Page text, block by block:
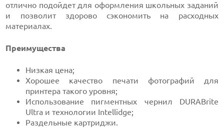
отлично подойдет для оформления школьных заданий
и позволит здорово сэкономить на расходных
материалах.
Преимущества
Низкая цена;
Хорошее качество печати фотографий для
принтера такого уровня;
Использование пигментных чернил DURABrite
Ultra и технологии Intellidge;
Раздельные картриджи.